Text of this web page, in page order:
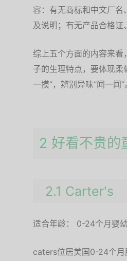
容：有无商标和中文厂
及说明；有无产品合格
综上五个方面的内容来
子的生理特点，要体现柔
一摸”，辨别异味“闻一闻”。
2 好看不贵的
2.1 Carter's
适合年龄： 0-24个月婴
caters位居美国0-24个